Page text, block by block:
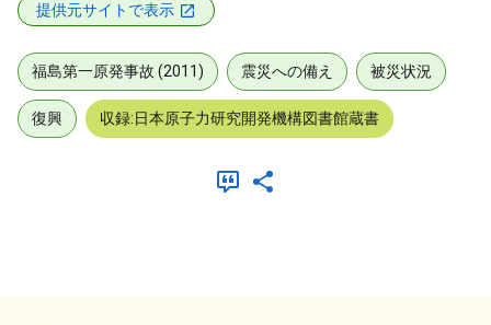
提供元サイトで表示
福島第一原発事故 (2011) 震災への備え 被災状況
復興 収録:日本原子力研究開発機構図書館蔵書